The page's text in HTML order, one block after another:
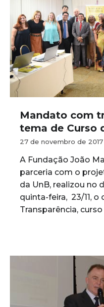
Mandato com
tema de Curso
27 de novembro de 2017
A Fundação João
parceria com o
da UnB, realizou no
quinta-feira, 23/11, o
Transparência,